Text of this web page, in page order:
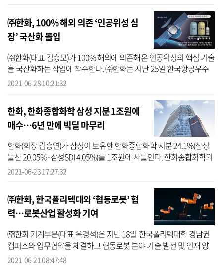
㈜한화, 100% 해외 의존 ‘인공위성 심
장’ 국산화 돌입
㈜한화(대표 김승모)가 100% 해외에 의존해온 인공위성의 핵심 기술
을 국산화하는 작업에 착수한다. ㈜한화는 지난 25일 한국항공우주
연구원(이하 항우연)과 2025년까지 80억원을 투입해 ‘저장성 이원추
2021-06-28 10:21:32
한화, 한화종합화학 삼성 지분 1조원에
매수…6년 만에 빅딜 마무리
한화(회장 김승연)가 삼성이 보유한 한화종합화학 지분 24.1%(삼성
물산 20.05%·삼성SDI 4.05%)를 1조원에 사들인다. 한화종합화학의
대주주인 한화에너지와 한화솔루션은 23일 이사회를 열고 삼성 지분
2021-06-23 17:27:32
㈜한화, 한국폴리텍대와 ‘협동로봇’ 협
력…로봇산업 활성화 기여
㈜한화 기계부문(대표 옥경석)은 지난 18일 한국폴리텍대학 경남권
캠퍼스와 업무협약을 체결하고 협동로봇 분야 기술 발전 및 인재 양
성에 함께 나선다고 21일 밝혔다. 이번 협약으로 ㈜한화와 한국폴리
2021-06-21 08:47:48